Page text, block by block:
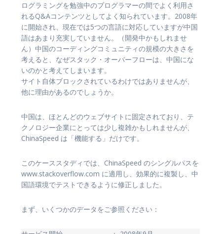
ログラミングを勉強中のプログラマーの間でよく利用さ
れるQ&Aコンテンツとしてよく知られています。2008年
に開始され、現在では5つの言語に対応していますが中国
語はあまり充実していません。（開発中かもしれませ
ん）中国のコーディングコミュニティの規模の大きさを
考えると、なぜスタック・オーバーフローは、中国にな
いのかと考えてしまいます。
サイト自体ブロックされているわけではありませんが、
他に理由があるのでしょうか。
中国は、ほとんどのウェブサイトに固定されており、テ
クノロジー企業にとっては少し複雑かもしれませんが、
ChinaSpeed は「機能する」だけです。
このケーススタディでは、ChinaSpeed のシングルパスを
www.stackoverflow.com に適用し、効果的に複製し、中
国語環境でテストできるように修正しました。
まず、いくつかのデータをご参照ください：